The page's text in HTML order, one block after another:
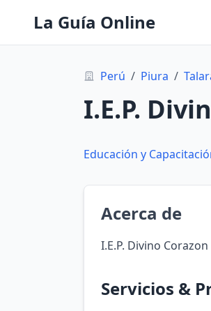
La Guía Online
Perú / Piura /
I.E.P.
Educación y
Acerca de
I.E.P. Divino
Servicios &